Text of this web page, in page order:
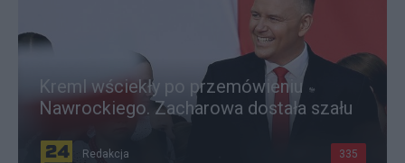
Kreml wściekły po przemówieniu
Nawrockiego. Zacharowa dostała szału
Redakcja 335